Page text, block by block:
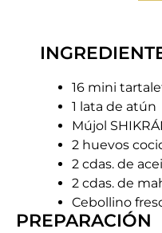
16 mini
1 lata de atún
Mújol
2 huevos
2 cdas. de
2 cdas. de
Cebollino
PREPARACIÓN​